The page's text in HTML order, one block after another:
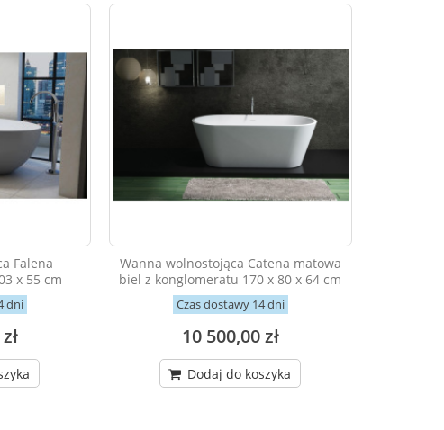
Falena
x 55 cm
dni
Wanna wolnostojąca Catena matowa
biel z konglomeratu 170 x 80 x 64 cm
Czas dostawy 14 dni
10 500,00 zł
Dodaj do koszyka